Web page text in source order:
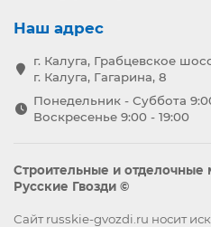
Наш адрес
г. Калуга, Грабцевское
г. Калуга, Гагарина, 8
Понедельник - Суббота
Воскресенье 9:00 - 19:00
Строительные и отделочные
Русские Гвозди ©
Сайт russkie-gvozdi.ru носит